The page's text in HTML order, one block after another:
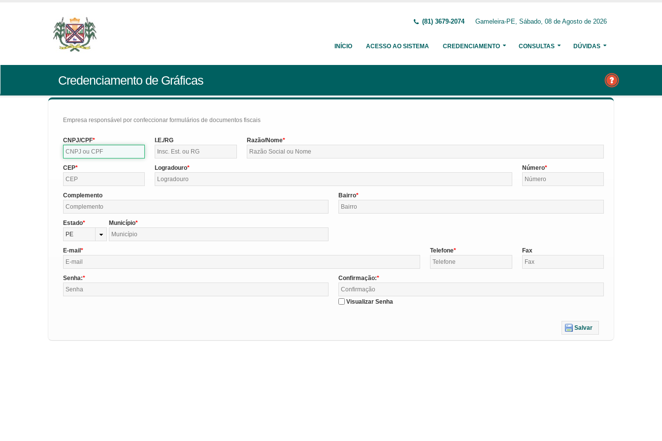
(81) 3679-2074 Gameleira-PE, Sábado, 08 de Agosto de 2026
INÍCIO ACESSO AO SISTEMA CREDENCIAMENTO CONSULTAS DÚVIDAS
Credenciamento de Gráficas
Empresa responsável por confeccionar formulários de documentos fiscais
CNPJ/CPF I.E./RG Razão/Nome
CEP Logradouro Número
Complemento Bairro
Estado
PE
Município
E-mail Telefone Fax
Senha: Confirmação:
Visualizar Senha
Salvar